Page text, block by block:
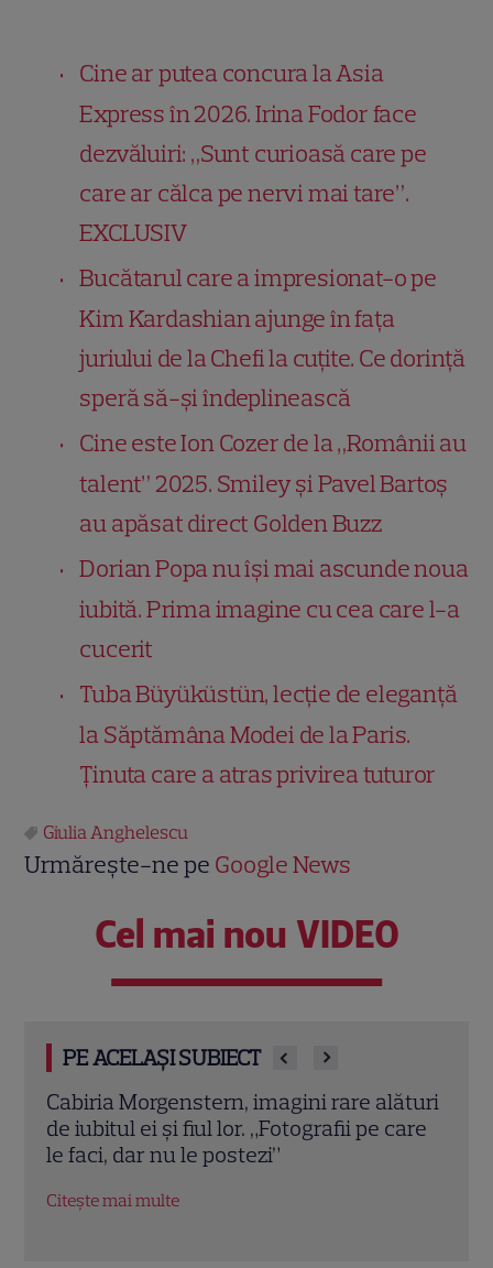
Cine ar putea concura la Asia
Express în 2026. Irina Fodor face
dezvăluiri: „Sunt curioasă care pe
care ar călca pe nervi mai tare”.
EXCLUSIV
Bucătarul care a impresionat-o pe
Kim Kardashian ajunge în fața
juriului de la Chefi la cuțite. Ce dorință
speră să-și îndeplinească
Cine este Ion Cozer de la „Românii au
talent” 2025. Smiley și Pavel Bartoș
au apăsat direct Golden Buzz
Dorian Popa nu își mai ascunde noua
iubită. Prima imagine cu cea care l-a
cucerit
Tuba Büyüküstün, lecție de eleganță
la Săptămâna Modei de la Paris.
Ținuta care a atras privirea tuturor
Giulia Anghelescu
Urmărește-ne pe Google News
Cel mai nou VIDEO
PE ACELAȘI SUBIECT
Cabiria Morgenstern, imagini rare alături
de iubitul ei și fiul lor. „Fotografii pe care
le faci, dar nu le postezi”
Citește mai multe